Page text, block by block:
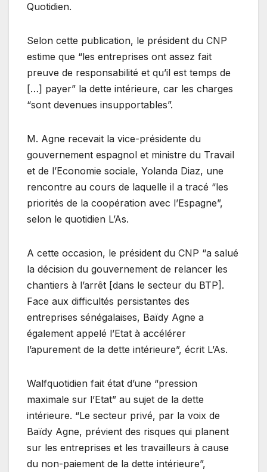
Quotidien.
Selon cette publication, le président du CNP
estime que “les entreprises ont assez fait
preuve de responsabilité et qu’il est temps de
[…] payer” la dette intérieure, car les charges
“sont devenues insupportables”.
M. Agne recevait la vice-présidente du
gouvernement espagnol et ministre du Travail
et de l’Economie sociale, Yolanda Diaz, une
rencontre au cours de laquelle il a tracé “les
priorités de la coopération avec l’Espagne”,
selon le quotidien L’As.
A cette occasion, le président du CNP “a salué
la décision du gouvernement de relancer les
chantiers à l’arrêt [dans le secteur du BTP].
Face aux difficultés persistantes des
entreprises sénégalaises, Baïdy Agne a
également appelé l’Etat à accélérer
l’apurement de la dette intérieure”, écrit L’As.
Walfquotidien fait état d’une “pression
maximale sur l’Etat” au sujet de la dette
intérieure. “Le secteur privé, par la voix de
Baïdy Agne, prévient des risques qui planent
sur les entreprises et les travailleurs à cause
du non-paiement de la dette intérieure”,